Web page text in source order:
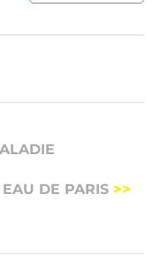
DE PARIS >>